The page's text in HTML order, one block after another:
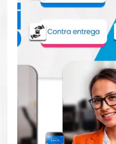
Comprar Rollo para
Rollo para Plotter A1de alta
impresión de planos de
textil y mucho más.